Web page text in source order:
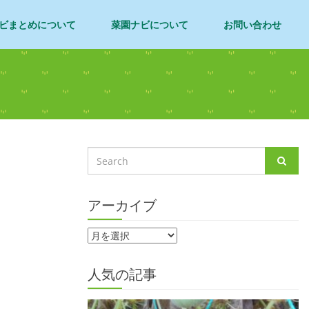
まとめについて 菜園ナビについて お問い合わせ
アーカイブ
人気の記事